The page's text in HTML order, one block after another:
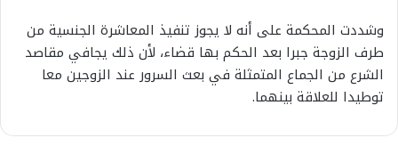
وشددت المحكمة على أنه لا يجوز تنفيذ المعاشرة الجنسية من
طرف الزوجة جبرا بعد الحكم بها قضاء، لأن ذلك يجافي مقاصد
الشرع من الجماع المتمثلة في بعث السرور عند الزوجين معا
توطيدا للعلاقة بينهما.